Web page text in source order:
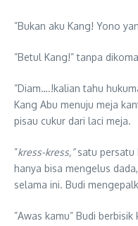
”Bukan aku Kang! Yono
”Betul Kang!” tanpa
”Diam….!kalian tahu
Kang Abu menuju meja
pisau cukur dari laci meja.
”kress-kress,”satu persatu
hanya bisa mengelus
selama ini. Budi
”Awas kamu” Budi berbisik